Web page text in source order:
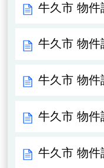
牛久市 物件
牛久市 物件
牛久市 物件
牛久市 物件
牛久市 物件